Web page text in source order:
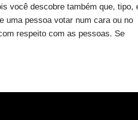
você descobre também que, tipo,
uma pessoa votar num cara ou no
respeito com as pessoas. Se